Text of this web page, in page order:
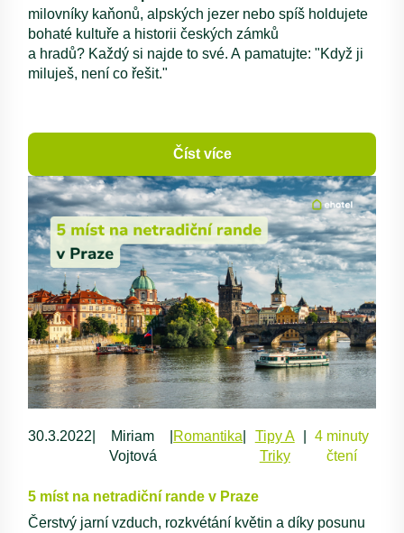
milovníky kaňonů, alpských jezer nebo spíš holdujete
bohaté kultuře a historii českých zámků
a hradů? Každý si najde to své. A pamatujte: "Když ji
miluješ, není co řešit."
Číst více
30.3.2022
Miriam
Vojtová
Romantika
Tipy A
Triky
4 minuty
čtení
5 míst na netradiční rande v Praze
Čerstvý jarní vzduch, rozkvétání květin a díky posunu